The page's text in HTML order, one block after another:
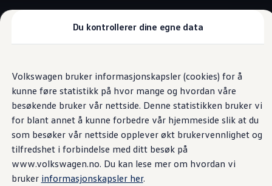
Du kontrollerer dine egne data
Volkswagen bruker informasjonskapsler (cookies) for å
kunne føre statistikk på hvor mange og hvordan våre
besøkende bruker vår nettside. Denne statistikken bruker vi
for blant annet å kunne forbedre vår hjemmeside slik at du
som besøker vår nettside opplever økt brukervennlighet og
tilfredshet i forbindelse med ditt besøk på
www.volkswagen.no. Du kan lese mer om hvordan vi
bruker informasjonskapsler her.
hovedinnhold
til
footer
Tilbehør
ID. Buzz GTX Lang Varebil
Kampanjer
ID. Polo
ID.3
ID.3 Neo
ID.4
ID.7 Tourer
Våre varebiler
Prislister
Kampanjer
ID. Buzz Cargo
4MOTIONfirehjulstrekk
Firehjulstrekk med to
elektriske motorer